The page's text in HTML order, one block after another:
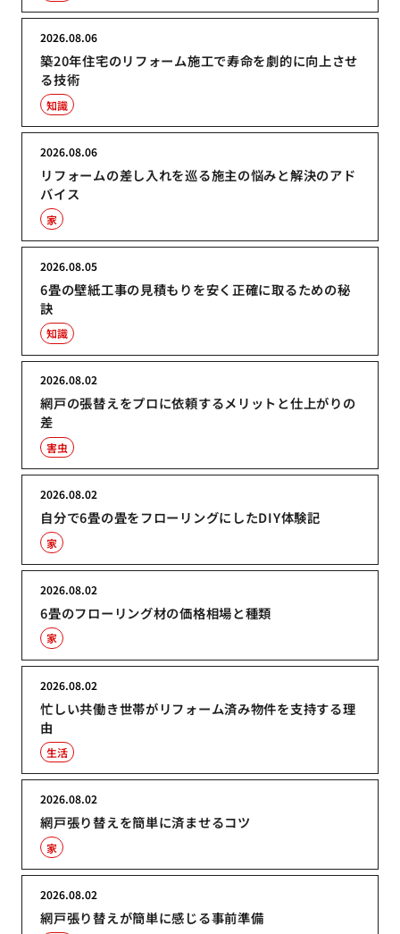
築20年住宅のリフォーム施工で寿命を劇的に向上させ
る技術
2026.08.06
知識
リフォームの差し入れを巡る施主の悩みと解決のアド
バイス
2026.08.06
家
6畳の壁紙工事の見積もりを安く正確に取るための秘
訣
2026.08.05
知識
網戸の張替えをプロに依頼するメリットと仕上がりの
差
2026.08.02
害虫
自分で6畳の畳をフローリングにしたDIY体験記
2026.08.02
家
6畳のフローリング材の価格相場と種類
2026.08.02
家
忙しい共働き世帯がリフォーム済み物件を支持する理
由
2026.08.02
生活
網戸張り替えを簡単に済ませるコツ
2026.08.02
家
網戸張り替えが簡単に感じる事前準備
2026.08.02